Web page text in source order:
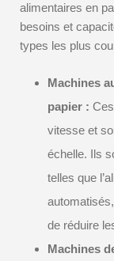
alimentaires en
besoins et
types les plus
Machines
papier :
vitesse et
échelle. Ils
telles que
de réduire
Machines